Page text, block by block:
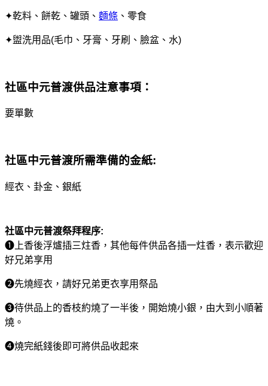
✦乾料、餅乾、罐頭、 麵條 、零食
✦盥洗用品(毛巾、牙膏、牙刷、臉盆、水)
社區中元普渡供品注意事項：
要單數
社區中元普渡所需準備的金紙:
經衣、卦金、銀紙
社區中元普渡祭拜程序:
❶上香後浮爐插三炷香，其他每件供品各插一炷香，表示歡迎
好兄弟享用
❷先燒經衣，請好兄弟更衣享用祭品
❸待供品上的香枝約燒了一半後，開始燒小銀，由大到小順著
燒。
❹燒完紙錢後即可將供品收起來